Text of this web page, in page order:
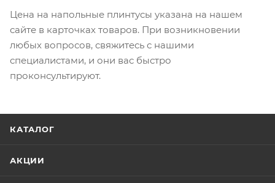
Цена на напольные плинтусы указана на нашем
сайте в карточках товаров. При возникновении
любых вопросов, свяжитесь с нашими
специалистами, и они вас быстро
проконсультируют.
КАТАЛОГ
АКЦИИ